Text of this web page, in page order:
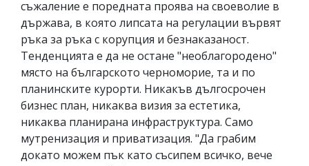
съжаление е поредната проява на своеволие в
държава, в която липсата на регулации вървят
ръка за ръка с корупция и безнаказаност.
Тенденцията е да не остане "необлагородено"
място на българското черноморие, та и по
планинските курорти. Никакъв дългосрочен
бизнес план, никаква визия за естетика,
никаква планирана инфраструктура. Само
мутренизация и приватизация. "Да грабим
докато можем пък като съсипем всичко, вече